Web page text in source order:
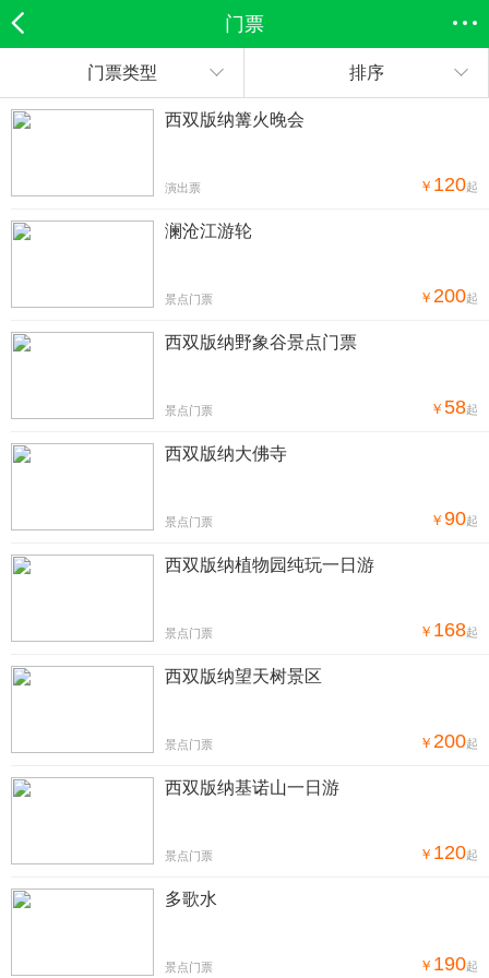
门票
门票类型 排序
西双版纳篝火晚会
演出票 ￥ 120起
澜沧江游轮
景点门票 ￥ 200起
西双版纳野象谷景点门票
景点门票 ￥ 58起
西双版纳大佛寺
景点门票 ￥ 90起
西双版纳植物园纯玩一日游
景点门票 ￥ 168起
西双版纳望天树景区
景点门票 ￥ 200起
西双版纳基诺山一日游
景点门票 ￥ 120起
多歌水
景点门票 ￥ 190起
欣欣首页 全部分类 搜索